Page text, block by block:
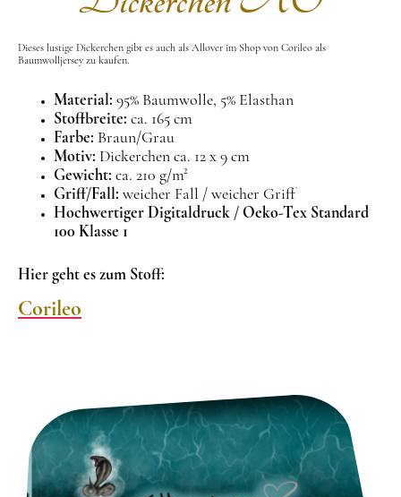
Dieses lustige Dickerchen gibt es auch als Allover im Shop von Corileo als
Baumwolljersey zu kaufen.
Material: 95% Baumwolle, 5% Elasthan
Stoffbreite: ca. 165 cm
Farbe: Braun/Grau
Motiv: Dickerchen ca. 12 x 9 cm
Gewicht: ca. 210 g/m²
Griff/Fall: weicher Fall / weicher Griff
Hochwertiger Digitaldruck / Oeko-Tex Standard
100 Klasse 1
Hier geht es zum Stoff:
Corileo